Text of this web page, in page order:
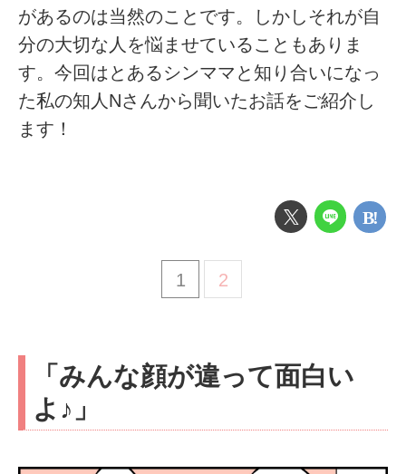
があるのは当然のことです。しかしそれが自
分の大切な人を悩ませていることもありま
す。今回はとあるシンママと知り合いになっ
た私の知人Nさんから聞いたお話をご紹介し
ます！
1 2
「みんな顔が違って面白い
よ♪」